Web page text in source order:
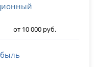
от 10 000 руб.